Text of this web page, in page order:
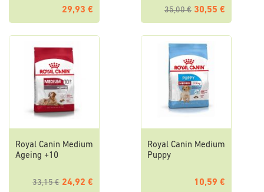
29,93 € 35,00 € 30,55 €
Royal Canin Medium
Ageing +10
33,15 € 24,92 €
Royal Canin Medium
Puppy
10,59 €